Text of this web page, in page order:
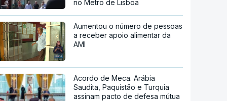
no Metro de Lisboa
Aumentou o número de pessoas
a receber apoio alimentar da
AMI
Acordo de Meca. Arábia
Saudita, Paquistão e Turquia
assinam pacto de defesa mútua